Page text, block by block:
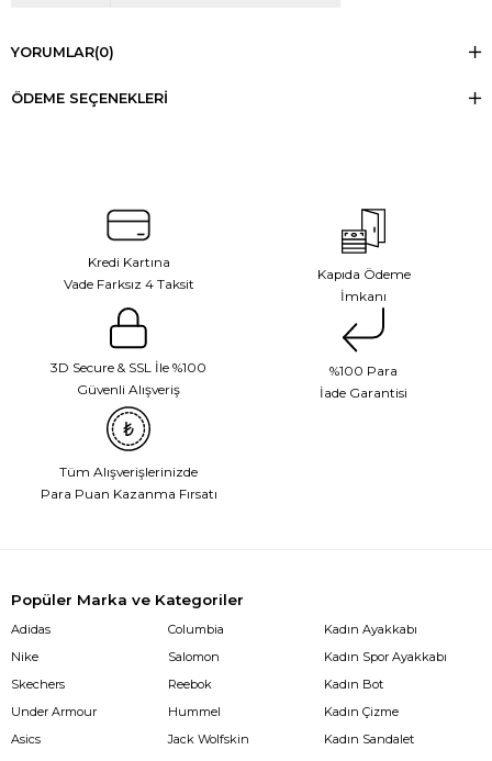
YORUMLAR(0)
ÖDEME SEÇENEKLERI
Kredi Kartına
Vade Farksız 4 Taksit
Kapıda Ödeme
İmkanı
3D Secure & SSL İle %100
Güvenli Alışveriş
%100 Para
İade Garantisi
Tüm Alışverişlerinizde
Para Puan Kazanma Fırsatı
Popüler Marka ve Kategoriler
Adidas
Nike
Skechers
Under Armour
Asics
Columbia
Salomon
Reebok
Hummel
Jack Wolfskin
Kadın Ayakkabı
Kadın Spor Ayakkabı
Kadın Bot
Kadın Çizme
Kadın Sandalet